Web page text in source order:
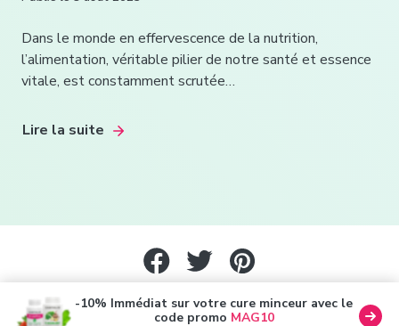
Dans le monde en effervescence de la nutrition,
l’alimentation, véritable pilier de notre santé et essence
vitale, est constamment scrutée…
Lire la suite
-10% Immédiat sur votre cure minceur avec le
code promo MAG10
Copyright Brulafine Magazine 2026